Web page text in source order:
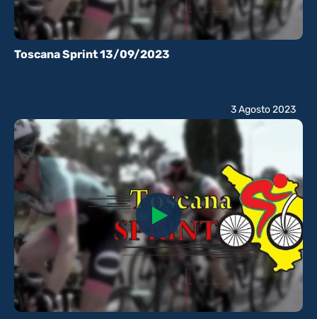
Toscana Sprint 13/09/2023
3 Agosto 2023